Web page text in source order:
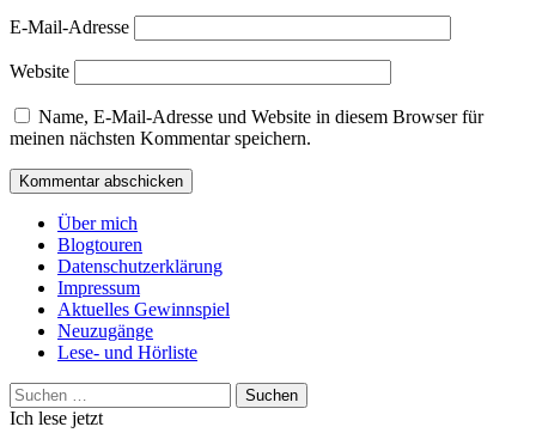
E-Mail-Adresse
Website
Name, E-Mail-Adresse und Website in diesem Browser für
meinen nächsten Kommentar speichern.
Über mich
Blogtouren
Datenschutzerklärung
Impressum
Aktuelles Gewinnspiel
Neuzugänge
Lese- und Hörliste
Suchen
nach:
Ich lese jetzt